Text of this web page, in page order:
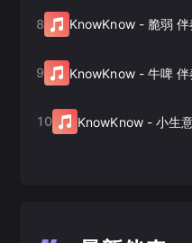
8 KnowKnow- 脆弱
9 KnowKnow- 牛啤
10 KnowKnow- 小生